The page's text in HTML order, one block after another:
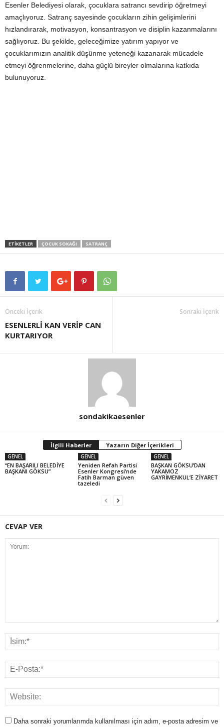
Esenler Belediyesi olarak, çocuklara satrancı sevdirip öğretmeyi
amaçlıyoruz. Satranç sayesinde çocukların zihin gelişimlerini
hızlandırarak, motivasyon, konsantrasyon ve disiplin kazanmalarını
sağlıyoruz. Bu şekilde, geleceğimize yatırım yapıyor ve
çocuklarımızın analitik düşünme yeteneği kazanarak mücadele
etmeyi öğrenmelerine, daha güçlü bireyler olmalarına katkıda
bulunuyoruz.
ETIKETLER ÇOCUK SOKAĞI SATRANÇ
Önceki İçerik
ESENLERLİ KAN VERİP CAN
KURTARIYOR
Sonraki İçerik
sondakikaesenler
İlgili Haberler Yazarın Diğer İçerikleri
GENEL
“EN BAŞARILI BELEDİYE
BAŞKANI GÖKSU”
GENEL
Yeniden Refah Partisi
Esenler Kongresi’nde
Fatih Barman güven
tazeledi
GENEL
BAŞKAN GÖKSU’DAN
YAKAMOZ
GAYRİMENKUL’E ZİYARET
CEVAP VER
Daha sonraki yorumlarımda kullanılması için adım, e-posta adresim ve